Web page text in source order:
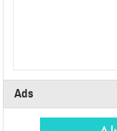
Ads